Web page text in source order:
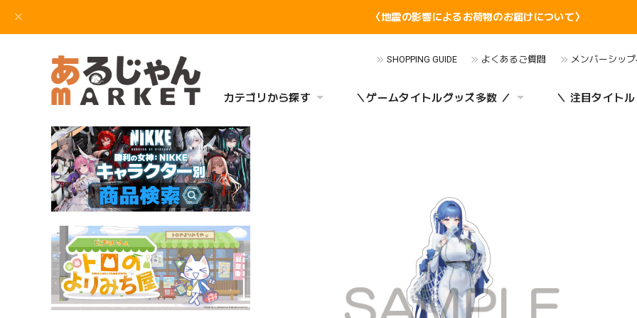
〈地震の影響によるお荷物のお届けについて〉
SHOPPING GUIDE よくあるご質問 メンバーシッ
カテゴリから探す ＼ゲームタイトルグッズ多数 ／ ＼ 注目タイト